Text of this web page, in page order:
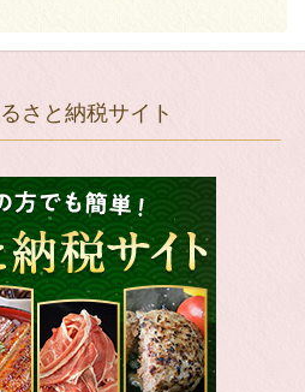
さと納税サイト